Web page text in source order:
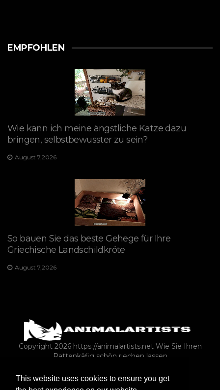
This website uses cookies to ensure you get
EMPFOHLEN
Wie kann ich meine ängstliche Katze dazu
bringen, selbstbewusster zu sein?
August 7,2026
So bauen Sie das beste Gehege für Ihre
Griechische Landschildkröte
August 7,2026
Copyright 2026 https://animalartists.net Wie Sie Ihren
Rattenkäfig schön riechen lassen
NAGETIERE EXOTISCHE HAUSTIERE